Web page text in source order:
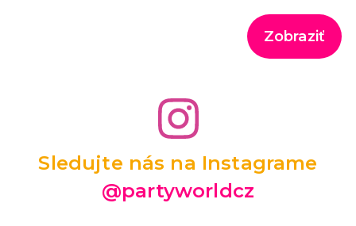
Zobraziť
Sledujte nás na Instagrame
@partyworldcz